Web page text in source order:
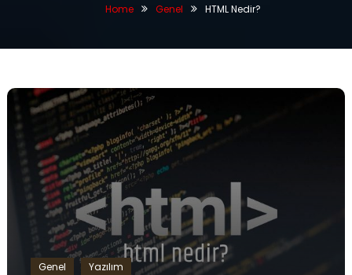
Home Genel HTML Nedir?
Genel
Yazılım